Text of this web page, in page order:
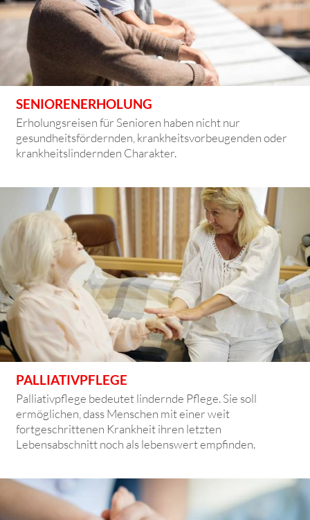
SENIORENERHOLUNG
Erholungsreisen für Senioren haben nicht nur
gesundheitsfördernden, krankheitsvorbeugenden oder
krankheitslindernden Charakter.
PALLIATIVPFLEGE
Palliativpflege bedeutet lindernde Pflege. Sie soll
ermöglichen, dass Menschen mit einer weit
fortgeschrittenen Krankheit ihren letzten
Lebensabschnitt noch als lebenswert empfinden.